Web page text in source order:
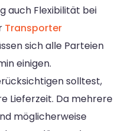
auch Flexibilität bei
Transporter
sich alle Parteien
einigen.
solltest,
Lieferzeit. Da mehrere
möglicherweise